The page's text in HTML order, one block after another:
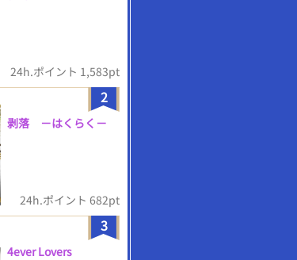
24h.ポイント 1,583pt
2
剥落 －はくらく－
24h.ポイント 682pt
3
4ever Lovers